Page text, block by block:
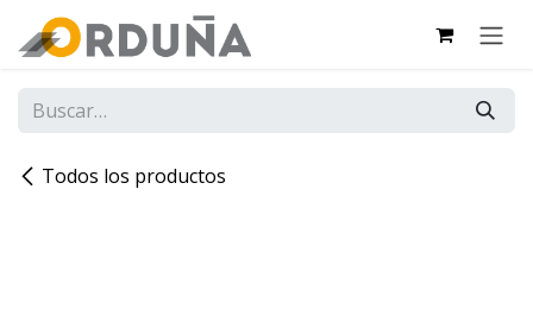
Todos los productos